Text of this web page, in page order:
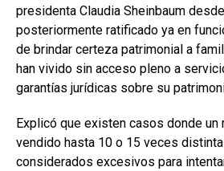
presidenta Claudia Sheinbaum
posteriormente ratificado ya en
de brindar certeza patrimonial a
han vivido sin acceso pleno a
garantías jurídicas sobre su
Explicó que existen casos donde
vendido hasta 10 o 15 veces
considerados excesivos para